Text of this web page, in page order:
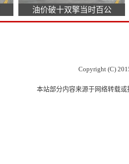
油价破十双擎当时百公
Copyright (C)
本站部分内容来源于网络转载